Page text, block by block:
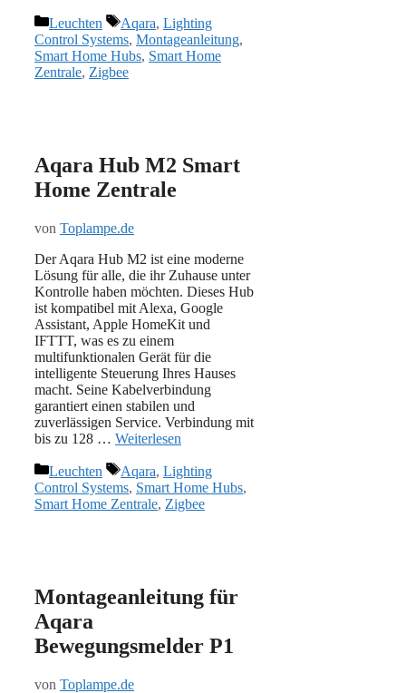
Kategorien
Leuchten Schlagwörter
Aqara, Lighting
Control Systems, Montageanleitung,
Smart Home Hubs, Smart Home
Zentrale, Zigbee
Aqara Hub M2 Smart
Home Zentrale
von Toplampe.de
Der Aqara Hub M2 ist eine moderne
Lösung für alle, die ihr Zuhause unter
Kontrolle haben möchten. Dieses Hub
ist kompatibel mit Alexa, Google
Assistant, Apple HomeKit und
IFTTT, was es zu einem
multifunktionalen Gerät für die
intelligente Steuerung Ihres Hauses
macht. Seine Kabelverbindung
garantiert einen stabilen und
zuverlässigen Service. Verbindung mit
bis zu 128 … Weiterlesen
Kategorien
Leuchten Schlagwörter
Aqara, Lighting
Control Systems, Smart Home Hubs,
Smart Home Zentrale, Zigbee
Montageanleitung für
Aqara
Bewegungsmelder P1
von Toplampe.de